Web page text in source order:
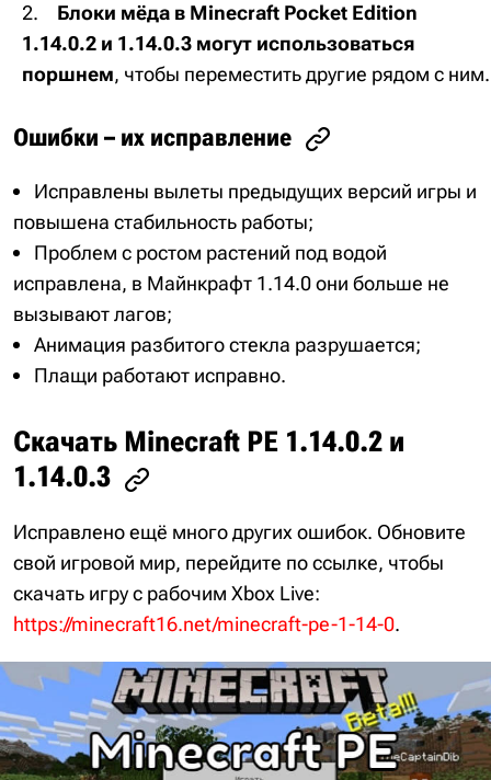
Блоки мёда в Minecraft Pocket Edition
1.14.0.2 и 1.14.0.3 могут использоваться
поршнем, чтобы переместить другие рядом с ним.
Ошибки – их исправление
Исправлены вылеты предыдущих версий игры и
повышена стабильность работы;
Проблем с ростом растений под водой
исправлена, в Майнкрафт 1.14.0 они больше не
вызывают лагов;
Анимация разбитого стекла разрушается;
Плащи работают исправно.
Скачать Minecraft PE 1.14.0.2 и
1.14.0.3
Исправлено ещё много других ошибок. Обновите
свой игровой мир, перейдите по ссылке, чтобы
скачать игру с рабочим Xbox Live:
https://minecraft16.net/minecraft-pe-1-14-0.